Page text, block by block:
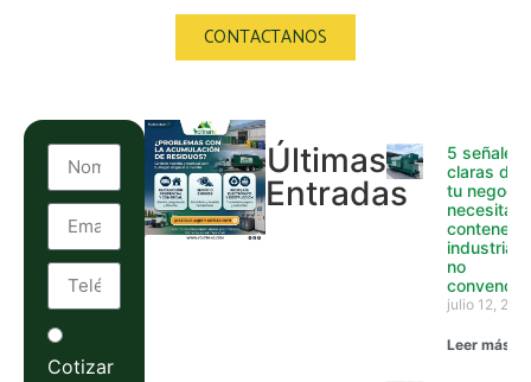
CONTACTANOS
Cotizar
Últimas
Entradas
5 señales
claras de
tu negocio
necesita
no
julio 12,
Leer más »